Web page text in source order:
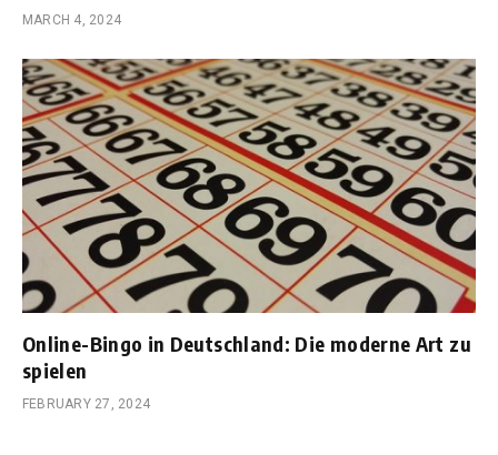
MARCH 4, 2024
Online-Bingo in Deutschland: Die moderne Art zu
spielen
FEBRUARY 27, 2024